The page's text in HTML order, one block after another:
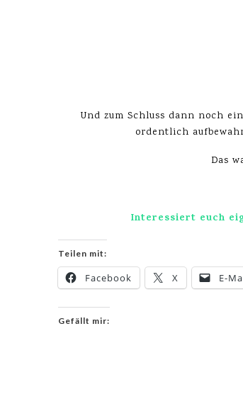
Und zum Schluss dann noch ein
ordentlich
Das
Interessiert euch
Teilen mit:
Facebook X E-
Gefällt mir: